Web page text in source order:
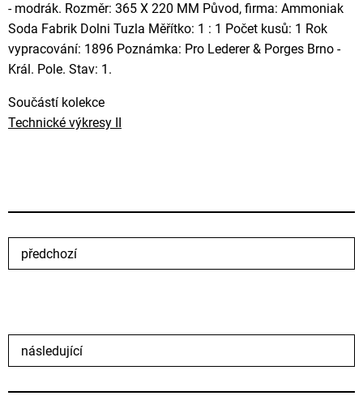
- modrák. Rozměr: 365 X 220 MM Původ, firma: Ammoniak
Soda Fabrik Dolni Tuzla Měřítko: 1 : 1 Počet kusů: 1 Rok
vypracování: 1896 Poznámka: Pro Lederer & Porges Brno -
Král. Pole. Stav: 1.
Součástí kolekce
Technické výkresy II
předchozí
následující